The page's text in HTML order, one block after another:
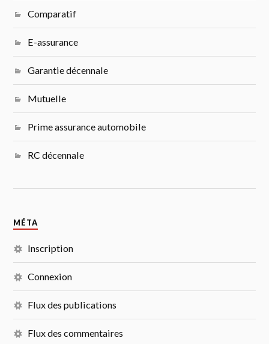
Comparatif
E-assurance
Garantie décennale
Mutuelle
Prime assurance automobile
RC décennale
MÉTA
Inscription
Connexion
Flux des publications
Flux des commentaires